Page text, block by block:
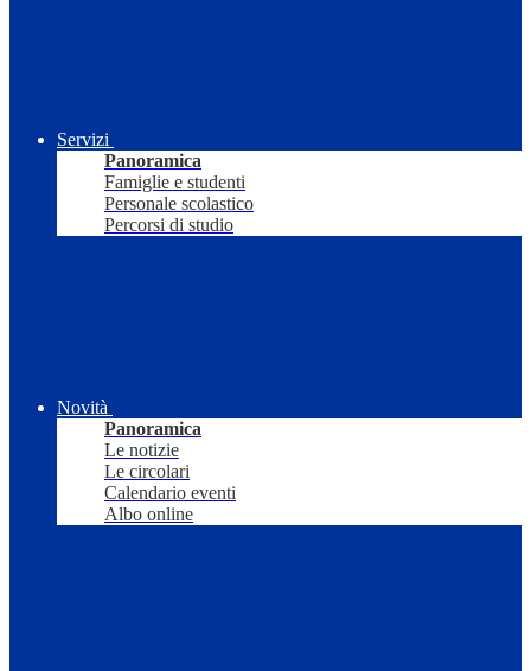
Servizi
Panoramica
Famiglie e studenti
Personale scolastico
Percorsi di studio
Novità
Panoramica
Le notizie
Le circolari
Calendario eventi
Albo online